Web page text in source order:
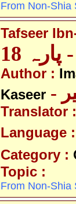
From Non-Shia
Tafseer
18
Author :
Kaseer
Translator :
Language :
Category :
Topic :
From Non-Shia